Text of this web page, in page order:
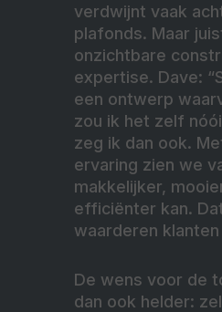
verdwijnt vaak
plafonds. Maar
onzichtbare
expertise. Dave:
een ontwerp
zou ik het zelf
zeg ik dan ook.
ervaring zien we
makkelijker,
efficiënter kan.
waarderen klanten
De wens voor de
dan ook helder: